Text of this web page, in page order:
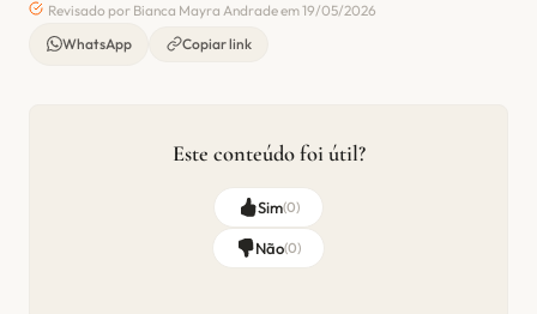
Revisado por Bianca Mayra Andrade em 19/05/2026
WhatsApp
Copiar link
Este conteúdo foi útil?
Sim(0)
Não(0)